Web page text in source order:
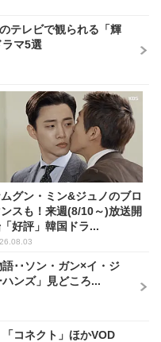
テレビで観られる「輝
マ5選
グン・ミン&ジュノのブロ
スも！来週(8/10～)放送開
好評」韓国ドラ...
･･ソン・ガン×イ・ジ
ンズ」見どころ...
「コネクト」ほかVOD